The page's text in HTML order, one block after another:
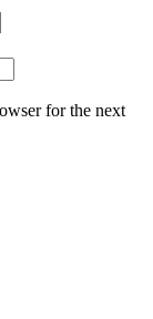
for the next